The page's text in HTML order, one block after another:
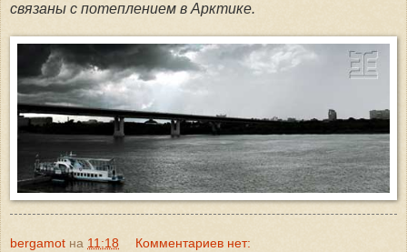
связаны с потеплением в Арктике.
bergamot на 11:18 Комментариев нет: